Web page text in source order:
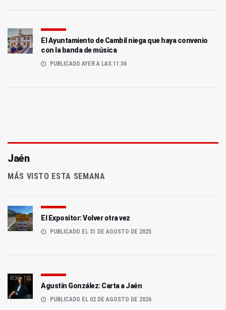
El Ayuntamiento de Cambil niega que haya convenio
con la banda de música
PUBLICADO AYER A LAS 11:36
Jaén
MÁS VISTO ESTA SEMANA
El Expositor: Volver otra vez
PUBLICADO EL 31 DE AGOSTO DE 2025
Agustín González: Carta a Jaén
PUBLICADO EL 02 DE AGOSTO DE 2026